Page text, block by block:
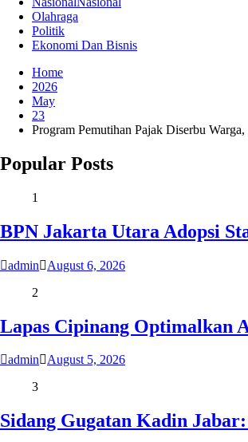
Olahraga
Politik
Ekonomi Dan Bisnis
Home
2026
May
23
Program Pemutihan Pajak Diserbu
Popular Posts
1
BPN Jakarta Utara Adopsi
admin
August 6, 2026
2
Lapas Cipinang Optimalkan
admin August 5, 2026
3
Sidang Gugatan Kadin